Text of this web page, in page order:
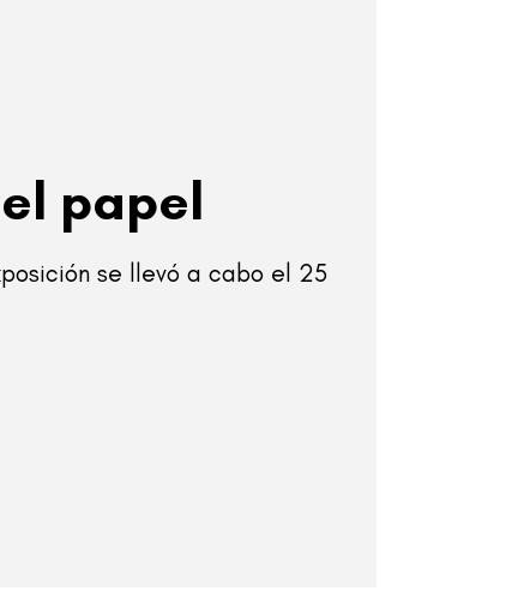
papel
se llevó a cabo el 25